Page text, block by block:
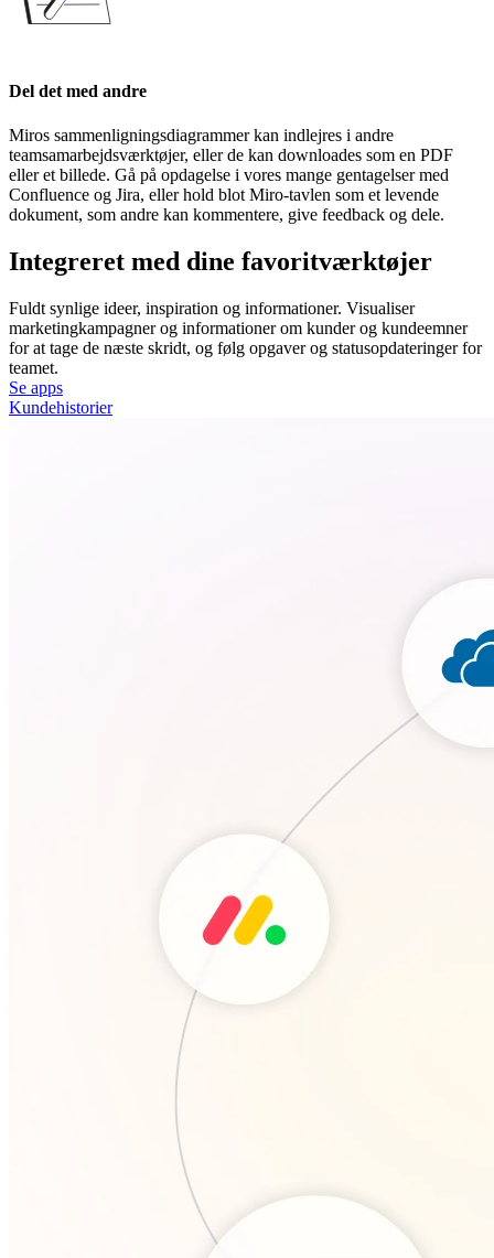
Del det med andre
Miros sammenligningsdiagrammer kan indlejres i andre
teamsamarbejdsværktøjer, eller de kan downloades som en PDF
eller et billede. Gå på opdagelse i vores mange gentagelser med
Confluence og Jira, eller hold blot Miro-tavlen som et levende
dokument, som andre kan kommentere, give feedback og dele.
Integreret med dine favoritværktøjer
Fuldt synlige ideer, inspiration og informationer. Visualiser
marketingkampagner og informationer om kunder og kundeemner
for at tage de næste skridt, og følg opgaver og statusopdateringer for
teamet.
Se apps
Kundehistorier